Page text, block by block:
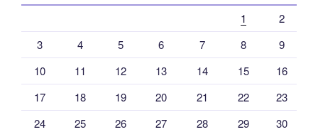
1
2
3
4 5 6 7 8
9
10
11 12 13 14 15
16
17
18 19 20 21 22
23
24
25 26 27 28 29
30